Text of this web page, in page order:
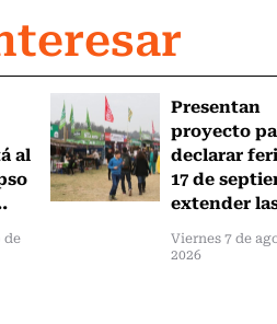
al
de
Presentan
proyecto
declarar
17 de
extender
Viernes 7 de
2026